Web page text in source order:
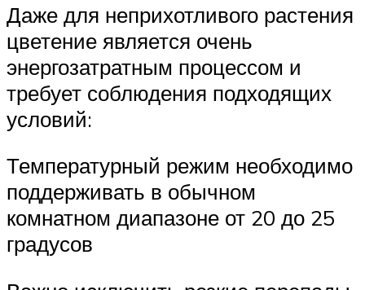
Даже для неприхотливого растения
цветение является очень
энергозатратным процессом и
требует соблюдения подходящих
условий:
Температурный режим необходимо
поддерживать в обычном
комнатном диапазоне от 20 до 25
градусов